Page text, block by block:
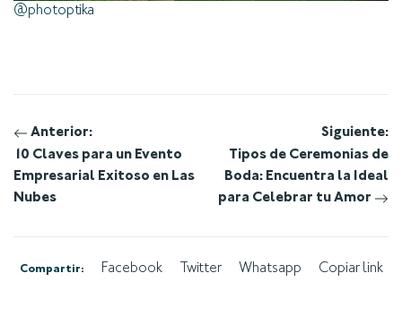
@photoptika
Navegación
de
entradas
Anterior:
10 Claves para un Evento
Empresarial Exitoso en Las
Nubes
Siguiente:
Tipos de Ceremonias de
Boda: Encuentra la Ideal
para Celebrar tu Amor
Compartir: Facebook Twitter Whatsapp Copiar link